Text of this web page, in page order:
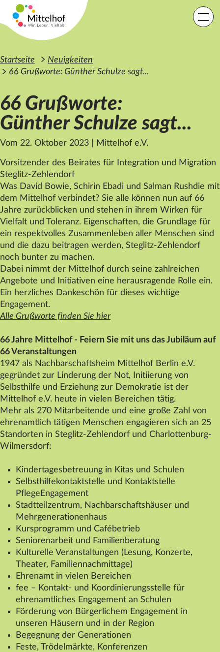
Zum Hauptinhalt der Seite springen
Lage Kontakt
Startseite
Orte
Engagement
Über uns
Karriere
Spenden
Datenschutz
Impressum
Kontakt
Startseite
Neuigkeiten
66 Grußworte: Günther Schulze sagt...
66 Grußworte:
Günther Schulze sagt...
Vom 22. Oktober 2023 Mittelhof e.V.
Vorsitzender des Beirates für Integration und Migration
Steglitz-Zehlendorf
Was David Bowie, Schirin Ebadi und Salman Rushdie mit
dem Mittelhof verbindet? Sie alle können nun auf 66
Jahre zurückblicken und stehen in ihrem Wirken für
Vielfalt und Toleranz. Eigenschaften, die Grundlage für
ein respektvolles Zusammenleben aller Menschen sind
und die dazu beitragen werden, Steglitz-Zehlendorf
noch bunter zu machen.
Dabei nimmt der Mittelhof durch seine zahlreichen
Angebote und Initiativen eine herausragende Rolle ein.
Ein herzliches Dankeschön für dieses wichtige
Engagement.
Alle Grußworte finden Sie hier
66 Jahre Mittelhof- Feiern Sie mit uns das Jubiläum auf
66 Veranstaltungen
1947 als Nachbarschaftsheim Mittelhof Berlin e.V.
gegründet zur Linderung der Not, Initiierung von
Selbsthilfe und Erziehung zur Demokratie ist der
Mittelhof e.V. heute in vielen Bereichen tätig.
Mehr als 270 Mitarbeitende und eine große Zahl von
ehrenamtlich tätigen Menschen engagieren sich an 25
Standorten in Steglitz-Zehlendorf und Charlottenburg-
Wilmersdorf:
Kindertagesbetreuung in Kitas und Schulen
Selbsthilfekontaktstelle und Kontaktstelle
PflegeEngagement
Stadtteilzentrum, Nachbarschaftshäuser und
Mehrgenerationenhaus
Kursprogramm und Cafébetrieb
Seniorenarbeit und Familienberatung
Kulturelle Veranstaltungen (Lesung, Konzerte,
Theater, Familiennachmittage)
Ehrenamt in vielen Bereichen
fee – Kontakt- und Koordinierungsstelle für
ehrenamtliches Engagement an Schulen
Förderung von Bürgerlichem Engagement in
unseren Häusern und in der Region
Begegnung der Generationen
Feste, Trödelmärkte, Konferenzen